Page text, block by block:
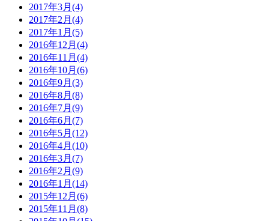
2017年3月(4)
2017年2月(4)
2017年1月(5)
2016年12月(4)
2016年11月(4)
2016年10月(6)
2016年9月(3)
2016年8月(8)
2016年7月(9)
2016年6月(7)
2016年5月(12)
2016年4月(10)
2016年3月(7)
2016年2月(9)
2016年1月(14)
2015年12月(6)
2015年11月(8)